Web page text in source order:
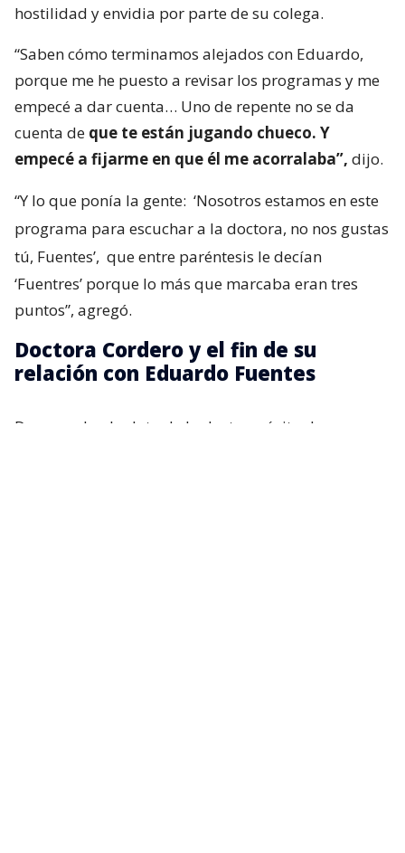
hostilidad y envidia por parte de su colega.
“Saben cómo terminamos alejados con Eduardo,
porque me he puesto a revisar los programas y me
empecé a dar cuenta… Uno de repente no se da
cuenta de que te están jugando chueco. Y
empecé a fijarme en que él me acorralaba”, dijo.
“Y lo que ponía la gente: ‘Nosotros estamos en este
programa para escuchar a la doctora, no nos gustas
tú, Fuentes’, que entre paréntesis le decían
‘Fuentres’ porque lo más que marcaba eran tres
puntos”, agregó.
Doctora Cordero y el fin de su
relación con Eduardo Fuentes
De acuerdo al relato de la doctora, éxito de